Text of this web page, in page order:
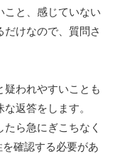
こと、感じていない
けなので、質問さ
疑われやすいことも
返答をします。
ら急にぎこちなく
確認する必要があ